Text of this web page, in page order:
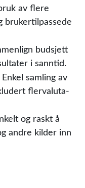
av flere
brukertilpassede
budsjett
i sanntid.
Enkel samling av
flervaluta-
og raskt å
andre kilder inn